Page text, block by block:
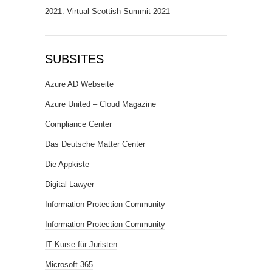
2021: Virtual Scottish Summit 2021
SUBSITES
Azure AD Webseite
Azure United – Cloud Magazine
Compliance Center
Das Deutsche Matter Center
Die Appkiste
Digital Lawyer
Information Protection Community
Information Protection Community
IT Kurse für Juristen
Microsoft 365